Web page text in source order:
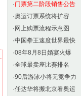
·门票第二阶段销售公告
·奥运订票系统将扩容
· 网上购票流程示意图
·中国拳王速度世界最快
·08年8月8日婚宴火爆
·全球最卖座比赛排名
·90后游泳小将无竞争力
·任达华将搬北京看奥运